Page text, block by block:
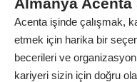
Acenta işinde çalışmak,
etmek için harika bir
becerileri ve
kariyeri sizin için doğru